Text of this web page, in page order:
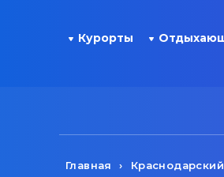
Курорты
Главная